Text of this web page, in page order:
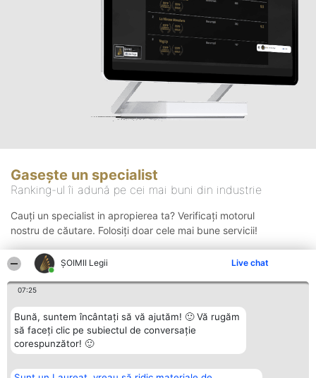
ȘOIMII Legii Live chat
07:25
Bună, suntem încântați să vă ajutăm! 🙂 Vă rugăm
să faceți clic pe subiectul de conversație
corespunzător! 🙂
Gasește un specialist
Ranking-ul îi adună pe cei mai buni din industrie
Cauți un specialist in apropierea ta? Verificați motorul
nostru de căutare. Folosiți doar cele mai bune servicii!